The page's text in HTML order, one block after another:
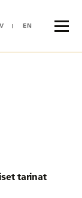
EN
tarinat